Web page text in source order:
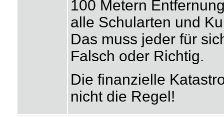
100 Metern
alle Schularten und
Das muss jeder für
Falsch oder Richtig.
Die finanzielle
nicht die Regel!